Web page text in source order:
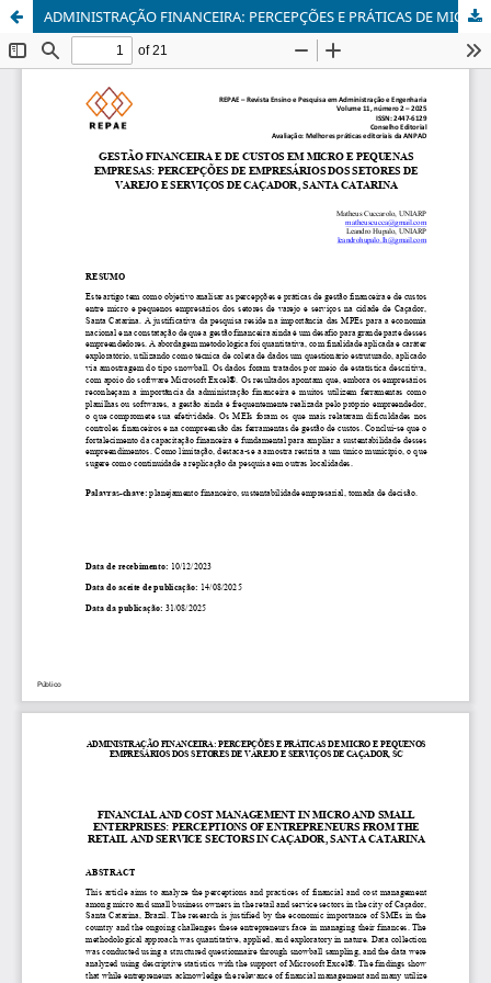
ADMINISTRAÇÃO FINANCEIRA: PERCEPÇÕES E PRÁTICAS DE MICRO E PEQUENOS EMPRESÁRIOS DOS SETORES DE VAREJO E SERVIÇOS DE CAÇADOR, SC